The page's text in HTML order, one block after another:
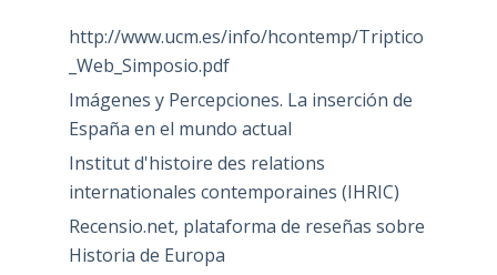
http://www.ucm.es/info/hcontemp/Triptico
_Web_Simposio.pdf
Imágenes y Percepciones. La inserción de
España en el mundo actual
Institut d'histoire des relations
internationales contemporaines (IHRIC)
Recensio.net, plataforma de reseñas sobre
Historia de Europa